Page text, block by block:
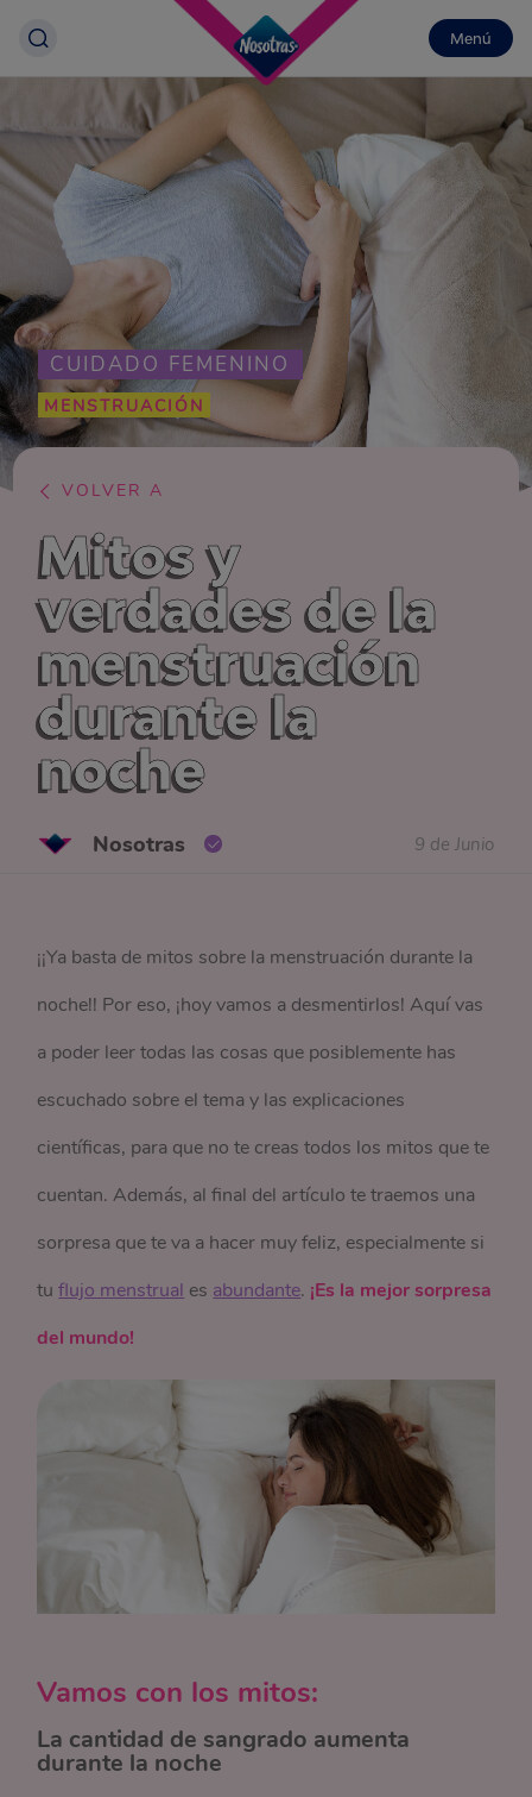
Menú
CUIDADO FEMENINO
MENSTRUACIÓN
VOLVER A
Mitos y
verdades de la
menstruación
durante la
noche
Nosotras 9 de Junio
¡¡Ya basta de mitos sobre la menstruación durante la
noche!! Por eso, ¡hoy vamos a desmentirlos! Aquí vas
a poder leer todas las cosas que posiblemente has
escuchado sobre el tema y las explicaciones
científicas, para que no te creas todos los mitos que te
cuentan. Además, al final del artículo te traemos una
sorpresa que te va a hacer muy feliz, especialmente si
tuflujo menstrual es abundante. ¡Es la mejor sorpresa
del mundo!
Vamos con los mitos:
La cantidad de sangrado aumenta
durante la noche